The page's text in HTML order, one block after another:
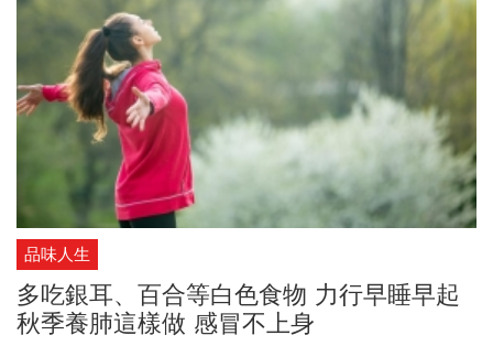
品味人生
多吃銀耳、百合等白色食物 力行早睡早起
秋季養肺這樣做 感冒不上身